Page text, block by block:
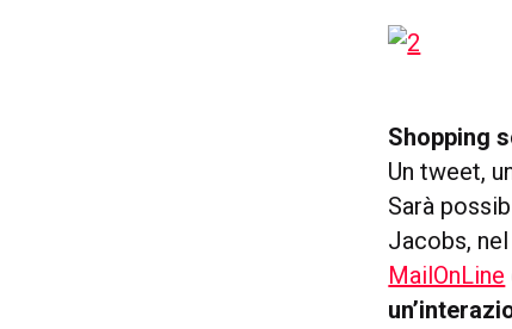
Shopping
Un tweet,
Sarà
Jacobs,
MailOnLine